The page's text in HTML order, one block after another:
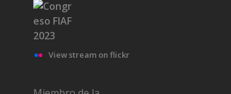
View stream on flickr